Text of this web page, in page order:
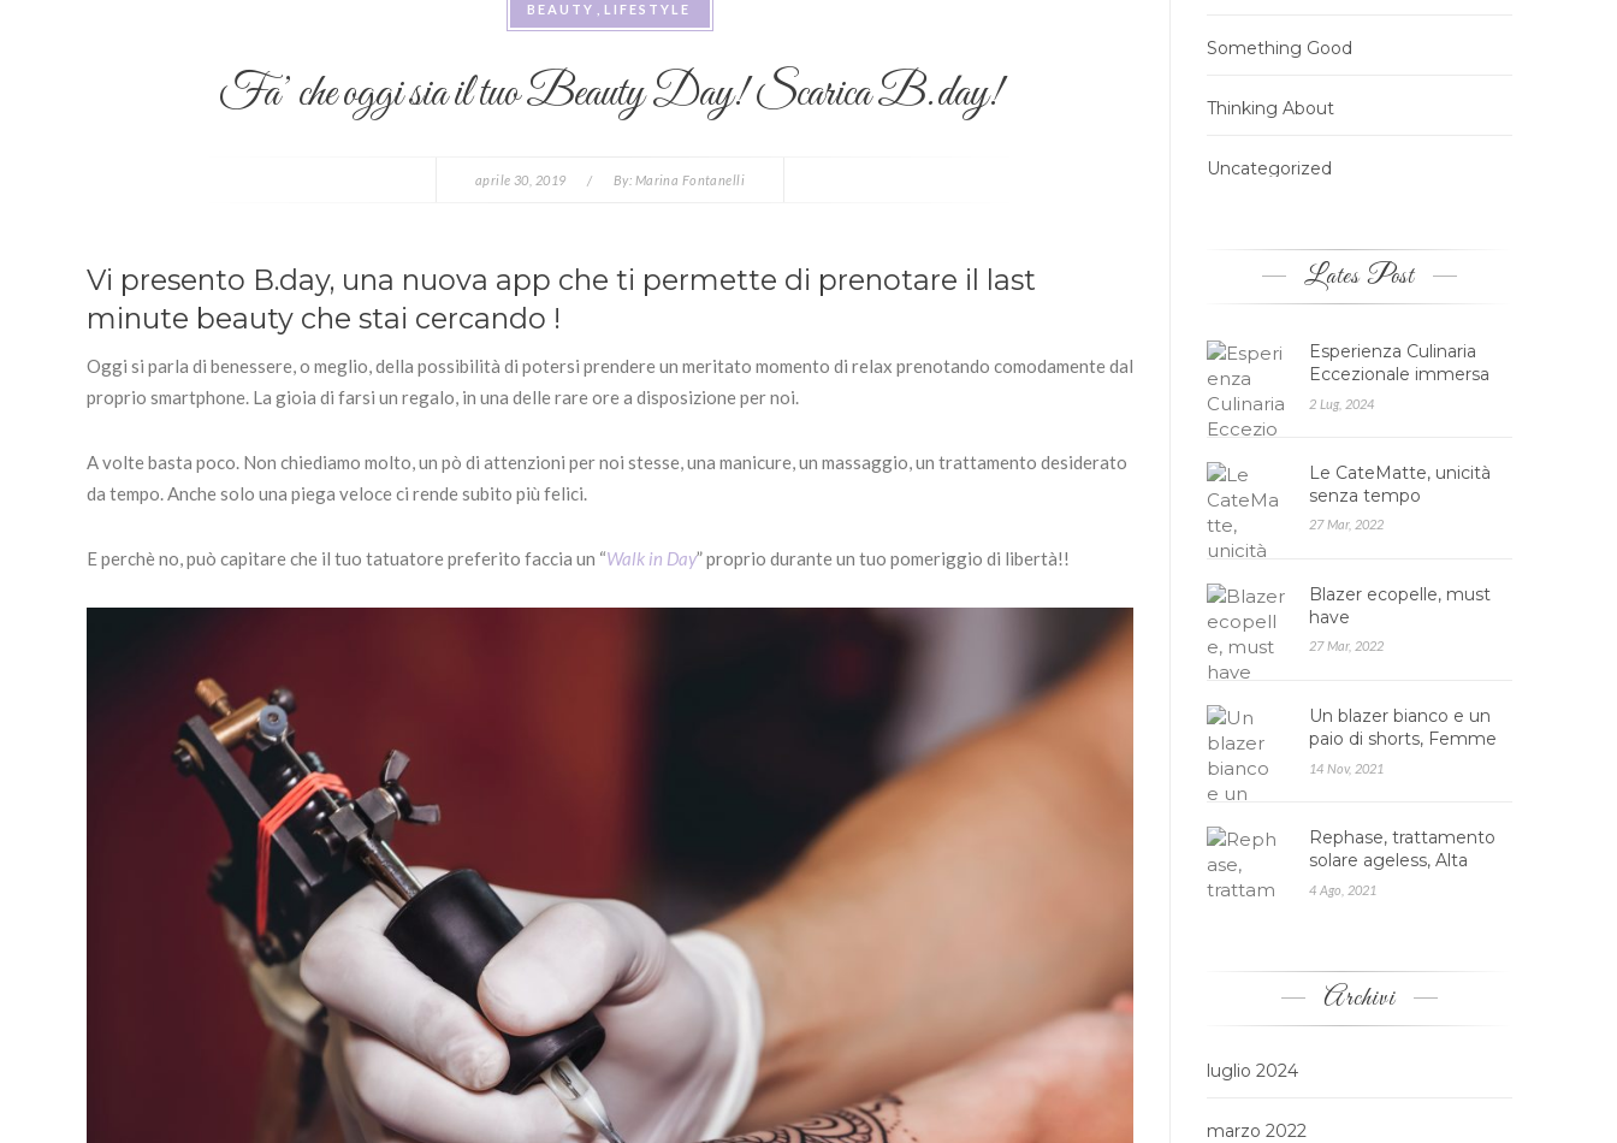
BEAUTY LIFESTYLE
Fa’ che oggi sia il tuo Beauty Day! Scarica B.day!
aprile 30, 2019 / By: Marina Fontanelli
Vi presento B.day, una nuova app che ti permette di prenotare il last
minute beauty che stai cercando !
Oggi si parla di benessere, o meglio, della possibilità di potersi prendere un meritato momento di relax prenotando comodamente dal
proprio smartphone. La gioia di farsi un regalo, in una delle rare ore a disposizione per noi.
A volte basta poco. Non chiediamo molto, un pò di attenzioni per noi stesse, una manicure, un massaggio, un trattamento desiderato
da tempo. Anche solo una piega veloce ci rende subito più felici.
E perchè no, può capitare che il tuo tatuatore preferito faccia un “Walk in Day” proprio durante un tuo pomeriggio di libertà!!
Something Good
Thinking About
Uncategorized
Lates Post
Esperienza Culinaria
Eccezionale immersa
nella Natura: Agrires…
2 Lug, 2024
Le CateMatte, unicità
senza tempo
27 Mar, 2022
Blazer ecopelle, must
have
27 Mar, 2022
Un blazer bianco e un
paio di shorts, Femme
Luxe
14 Nov, 2021
Rephase, trattamento
solare ageless, Alta
cosmesi
4 Ago, 2021
Archivi
luglio 2024
marzo 2022